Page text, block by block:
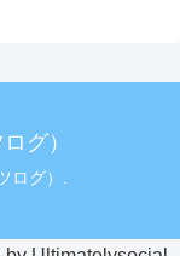
グ）
グ）.